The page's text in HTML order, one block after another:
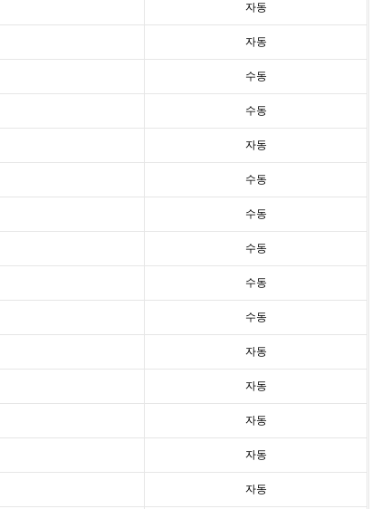
자동
자동
수동
수동
자동
수동
수동
수동
수동
수동
자동
자동
자동
자동
자동